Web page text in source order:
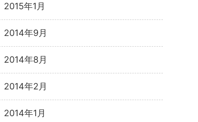
2015年1月
2014年9月
2014年8月
2014年2月
2014年1月